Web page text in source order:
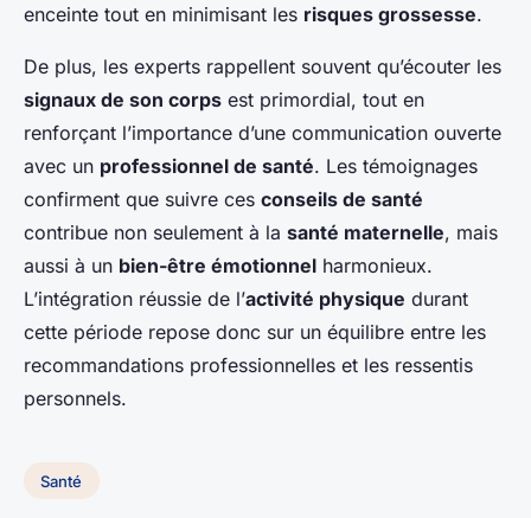
enceinte tout en minimisant les risques grossesse.
De plus, les experts rappellent souvent qu’écouter les
signaux de son corps est primordial, tout en
renforçant l’importance d’une communication ouverte
avec un professionnel de santé. Les témoignages
confirment que suivre ces conseils de santé
contribue non seulement à la santé maternelle, mais
aussi à un bien-être émotionnel harmonieux.
L’intégration réussie de l’activité physique durant
cette période repose donc sur un équilibre entre les
recommandations professionnelles et les ressentis
personnels.
Santé